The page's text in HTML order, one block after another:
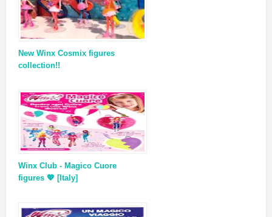
New Winx Cosmix figures
collection!!
Winx Club - Magico Cuore
figures 💖 [Italy]